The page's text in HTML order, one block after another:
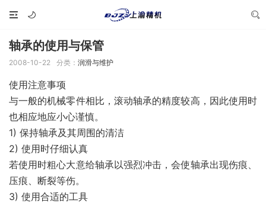
轴承的使用与保管
2008-10-22 分类： 润滑与维护
使用注意事项
与一般的机械零件相比，滚动轴承的精度较高，因此使用时
也相应地应小心谨慎。
1) 保持轴承及其周围的清洁
2) 使用时仔细认真
若使用时粗心大意给轴承以强烈冲击，会使轴承出现伤痕、
压痕、断裂等伤。
3) 使用合适的工具